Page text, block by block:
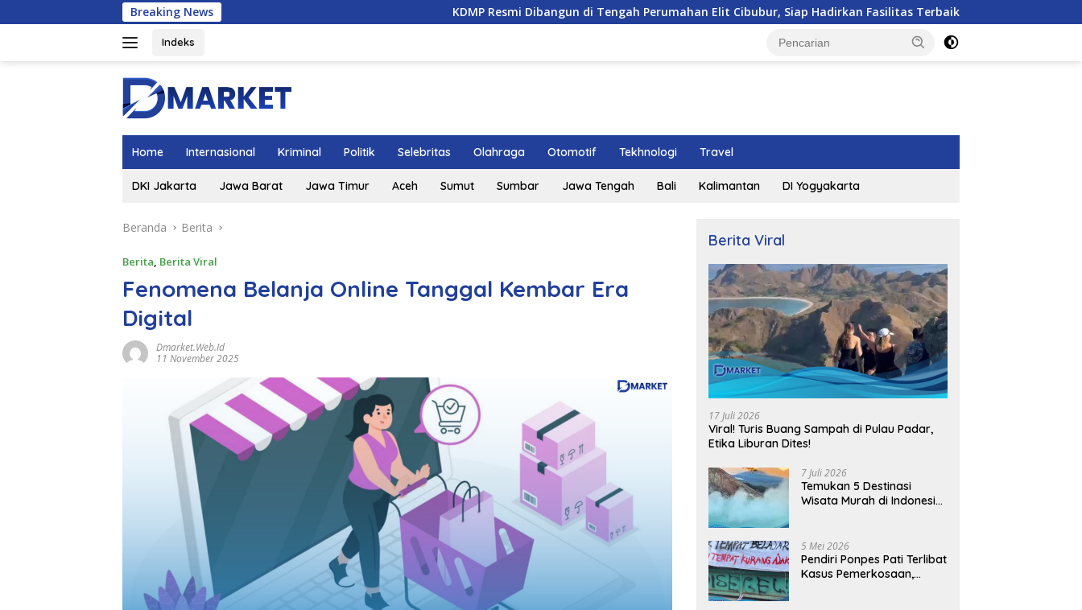
ke
Breaking News KDMP Resmi Dibangun di Tengah Perumahan Elit Cibubur, Siap Hadirkan Fasilitas Terbaik Tim Media Peringatkan
Indeks
Home Internasional Kriminal Politik Selebritas Olahraga Otomotif Tekhnologi Travel
DKI Jakarta Jawa Barat Jawa Timur Aceh Sumut Sumbar Jawa Tengah Bali Kalimantan DI Yogyakarta
Beranda Berita
Berita, Berita Viral
Fenomena Belanja Online Tanggal Kembar Era
Digital
Dmarket.web.id
11 November 2025
Berita Viral
17 Juli 2026
Viral! Turis Buang Sampah di Pulau Padar,
Etika Liburan Dites!
7 Juli 2026
Temukan 5 Destinasi
Wisata Murah di Indonesia
5 Mei 2026
Pendiri Ponpes Pati Terlibat
Kasus Pemerkosaan,